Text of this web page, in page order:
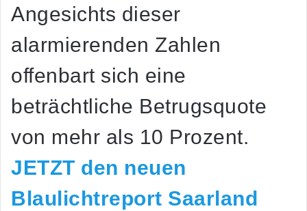
Angesichts dieser
alarmierenden Zahlen
offenbart sich eine
beträchtliche Betrugsquote
von mehr als 10 Prozent.
JETZT den neuen
Blaulichtreport Saarland